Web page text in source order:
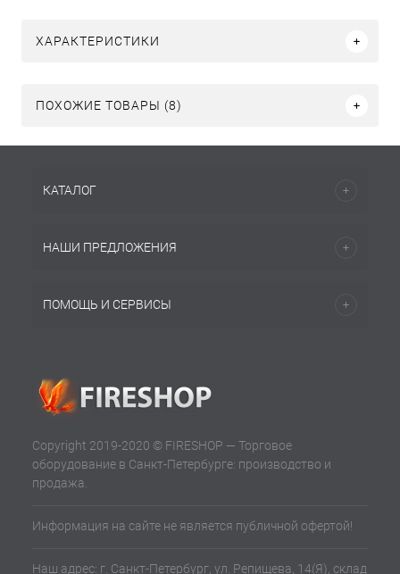
ХАРАКТЕРИСТИКИ
ПОХОЖИЕ ТОВАРЫ (8)
КАТАЛОГ
НАШИ ПРЕДЛОЖЕНИЯ
ПОМОЩЬ И СЕРВИСЫ
Copyright 2019-2020 © FIRESHOP — Торговое
оборудование в Санкт-Петербурге: производство и
продажа.
Информация на сайте не является публичной офертой!
Наш адрес: г. Санкт-Петербург, ул. Репищева, 14(Я), склад